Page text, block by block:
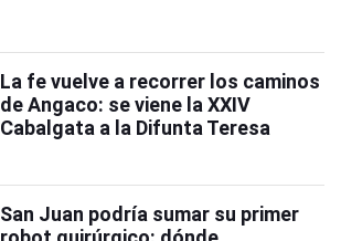
La fe vuelve a recorrer los caminos
de Angaco: se viene la XXIV
Cabalgata a la Difunta Teresa
San Juan podría sumar su primer